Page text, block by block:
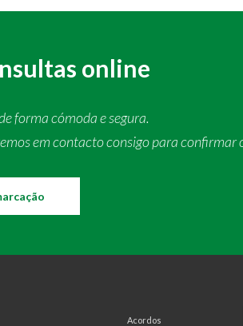
online
forma cómoda e segura.
em contacto consigo para confirmar
Acordos